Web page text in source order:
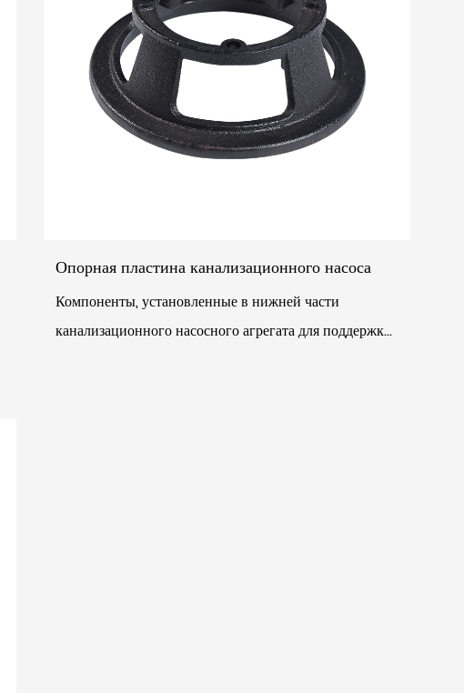
Опорная пластина канализационного насоса
Компоненты, установленные в нижней части
канализационного насосного агрегата для поддержки